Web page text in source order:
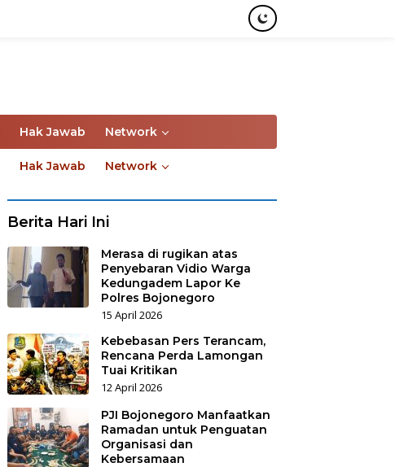
Hak Jawab Network
Hak Jawab Network
Berita Hari Ini
Merasa di rugikan atas
Penyebaran Vidio Warga
Kedungadem Lapor Ke
Polres Bojonegoro
15 April 2026
Kebebasan Pers Terancam,
Rencana Perda Lamongan
Tuai Kritikan
12 April 2026
PJI Bojonegoro Manfaatkan
Ramadan untuk Penguatan
Organisasi dan
Kebersamaan